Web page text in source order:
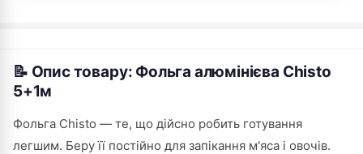
📝 Опис товару: Фольга алюмінієва Chisto
5+1м
Фольга Chisto — те, що дійсно робить готування
легшим. Беру її постійно для запікання м'яса і овочів.